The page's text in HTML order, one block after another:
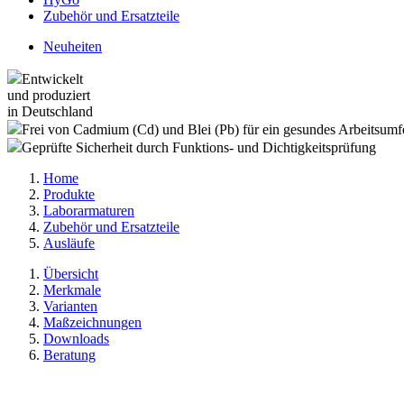
Zubehör und Ersatzteile
Neuheiten
Entwickelt
und produziert
in Deutschland
Frei von Cadmium (Cd) und Blei (Pb) für ein gesundes
Geprüfte Sicherheit durch Funktions- und Dichtigkeitsprüfung
Home
Produkte
Laborarmaturen
Zubehör und Ersatzteile
Ausläufe
Übersicht
Merkmale
Varianten
Maßzeichnungen
Downloads
Beratung